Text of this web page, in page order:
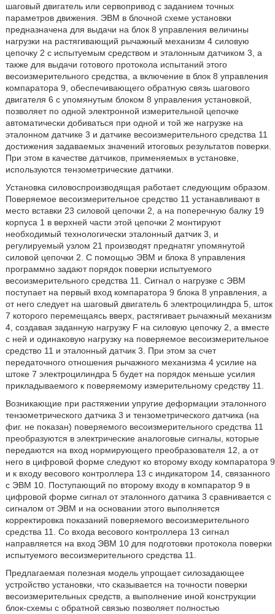
шаговый двигатель или сервопривод с заданием точных
параметров движения. ЭВМ в блочной схеме установки
предназначена для выдачи на блок 8 управления величины
нагрузки на растягивающий рычажный механизм 4 силовую
цепочку 2 с испытуемым средством и эталонным датчиком 3, а
также для выдачи готового протокола испытаний этого
весоизмерительного средства, а включение в блок 8 управления
компаратора 9, обеспечивающего обратную связь шагового
двигателя 6 с упомянутым блоком 8 управления установкой,
позволяет по одной электронной измерительной цепочке
автоматически добиваться при одной и той же нагрузке на
эталонном датчике 3 и датчике весоизмерительного средства 11
достижения задаваемых значений итоговых результатов поверки.
При этом в качестве датчиков, применяемых в установке,
используются тензометрические датчики.
Установка силовоспроизводящая работает следующим образом.
Поверяемое весоизмерительное средство 11 устанавливают в
место вставки 23 силовой цепочки 2, а на поперечную балку 19
корпуса 1 в верхней части этой цепочки 2 монтируют
необходимый технологически эталонный датчик 3, и
регулируемый узлом 21 производят преднатяг упомянутой
силовой цепочки 2. С помощью ЭВМ и блока 8 управления
программно задают порядок поверки испытуемого
весоизмерительного средства 11. Сигнал о нагрузке с ЭВМ
поступает на первый вход компаратора 9 блока 8 управления, а
от него следует на шаговый двигатель 6 электроцилиндра 5, шток
7 которого перемещаясь вверх, растягивает рычажный механизм
4, создавая заданную нагрузку F на силовую цепочку 2, а вместе
с ней и одинаковую нагрузку на поверяемое весоизмерительное
средство 11 и эталонный датчик 3. При этом за счет
передаточного отношения рычажного механизма 4 усилие на
штоке 7 электроцилиндра 5 будет на порядок меньше усилия
прикладываемого к поверяемому измерительному средству 11.
Возникающие при растяжении упругие деформации эталонного
тензометрического датчика 3 и тензометрического датчика (на
фиг. не показан) поверяемого весоизмерительного средства 11
преобразуются в электрические аналоговые сигналы, которые
передаются на вход нормирующего преобразователя 12, а от
него в цифровой форме следуют ко второму входу компаратора 9
и к входу весового контроллера 13 с индикатором 14, связанного
с ЭВМ 10. Поступающий по второму входу в компаратор 9 в
цифровой форме сигнал от эталонного датчика 3 сравнивается с
сигналом от ЭВМ и на основании этого выполняется
корректировка показаний поверяемого весоизмерительного
средства 11. Со входа весового контроллера 13 сигнал
направляется на вход ЭВМ 10 для подготовки протокола поверки
испытуемого весоизмерительного средства 11.
Предлагаемая полезная модель упрощает силозадающее
устройство установки, что сказывается на точности поверки
весоизмерительных средств, а выполнение иной конструкции
блок-схемы с обратной связью позволяет полностью